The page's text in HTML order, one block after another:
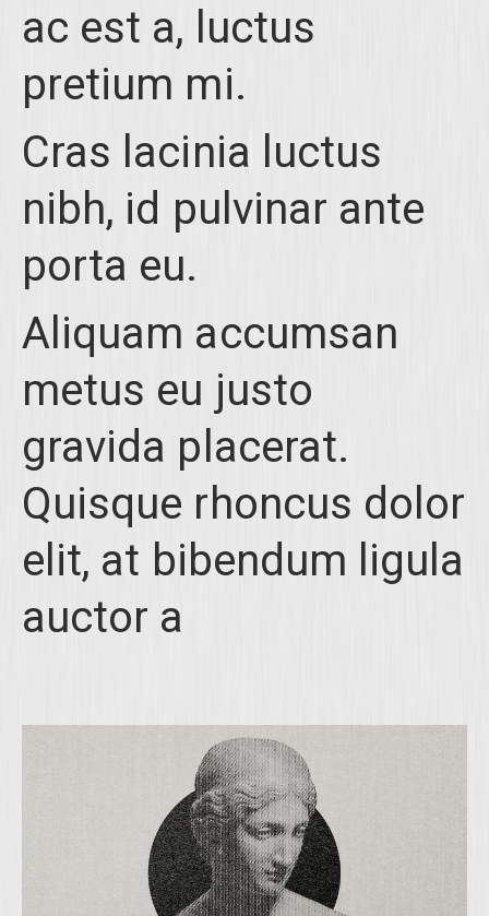
ac est a, luctus
pretium mi.
Cras lacinia luctus
nibh, id pulvinar ante
porta eu.
Aliquam accumsan
metus eu justo
gravida placerat.
Quisque rhoncus dolor
elit, at bibendum ligula
auctor a